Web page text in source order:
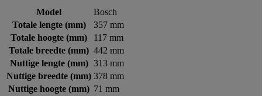
Model
Bosch
Totale lengte (mm)
357 mm
Totale hoogte (mm)
117 mm
Totale breedte (mm) 442 mm
Nuttige lengte (mm) 313 mm
Nuttige breedte (mm) 378 mm
Nuttige hoogte (mm) 71 mm